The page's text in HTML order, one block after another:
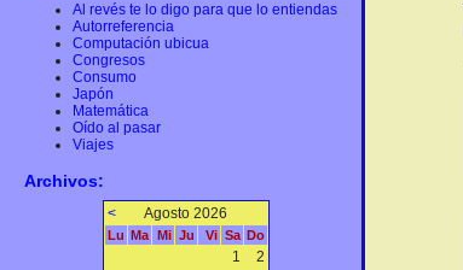
Al revés te lo digo para que lo entiendas
Autorreferencia
Computación ubicua
Congresos
Consumo
Japón
Matemática
Oído al pasar
Viajes
Archivos:
< Agosto 2026
Lu Ma Mi Ju Vi Sa Do
1
2